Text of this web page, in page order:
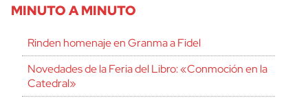
MINUTO A MINUTO
Rinden homenaje en Granma a Fidel
Novedades de la Feria del Libro: «Conmoción en la
Catedral»